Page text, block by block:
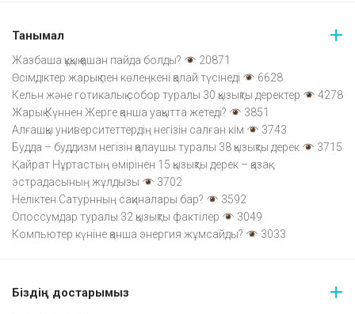
Танымал
Жазбаша құқық қашан пайда болды?
20871
Өсімдіктер жарық пен көлеңкені қалай түсінеді
6628
Кельн және готикалық собор туралы 30 қызықты деректер
4278
Жарық Күннен Жерге қанша уақытта жетеді?
3851
Алғашқы университеттердің негізін салған кім
3743
Будда – буддизм негізін қалаушы туралы 38 қызықты дерек
3715
Қайрат Нұртастың өмірінен 15 қызықты дерек – қазақ
эстрадасының жұлдызы
3702
Неліктен Сатурнның сақиналары бар?
3592
Опоссумдар туралы 32 қызықты фактілер
3049
Компьютер күніне қанша энергия жұмсайды?
3033
Біздің достарымыз